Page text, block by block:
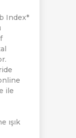
Index*
ile
ışık